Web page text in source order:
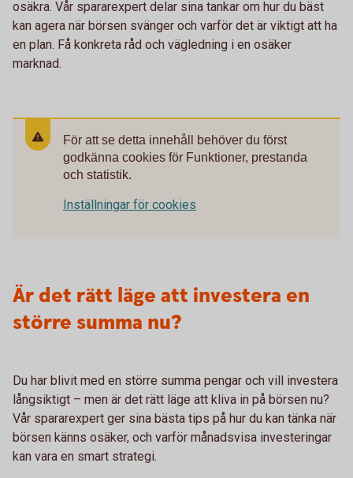
osäkra. Vår spararexpert delar sina tankar om hur du bäst
kan agera när börsen svänger och varför det är viktigt att ha
en plan. Få konkreta råd och vägledning i en osäker
marknad.
För att se detta innehåll behöver du först
godkänna cookies för Funktioner, prestanda
och statistik.
Inställningar för cookies
Är det rätt läge att investera en
större summa nu?
Du har blivit med en större summa pengar och vill investera
långsiktigt – men är det rätt läge att kliva in på börsen nu?
Vår spararexpert ger sina bästa tips på hur du kan tänka när
börsen känns osäker, och varför månadsvisa investeringar
kan vara en smart strategi.